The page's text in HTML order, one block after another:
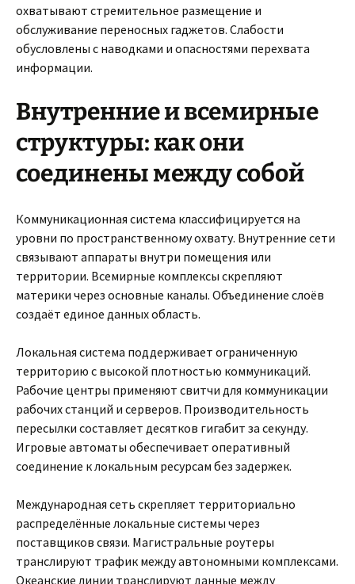
охватывают стремительное размещение и
обслуживание переносных гаджетов. Слабости
обусловлены с наводками и опасностями перехвата
информации.
Внутренние и всемирные
структуры: как они
соединены между собой
Коммуникационная система классифицируется на
уровни по пространственному охвату. Внутренние сети
связывают аппараты внутри помещения или
территории. Всемирные комплексы скрепляют
материки через основные каналы. Объединение слоёв
создаёт единое данных область.
Локальная система поддерживает ограниченную
территорию с высокой плотностью коммуникаций.
Рабочие центры применяют свитчи для коммуникации
рабочих станций и серверов. Производительность
пересылки составляет десятков гигабит за секунду.
Игровые автоматы обеспечивает оперативный
соединение к локальным ресурсам без задержек.
Международная сеть скрепляет территориально
распределённые локальные системы через
поставщиков связи. Магистральные роутеры
транслируют трафик между автономными комплексами.
Океанские линии транслируют данные между